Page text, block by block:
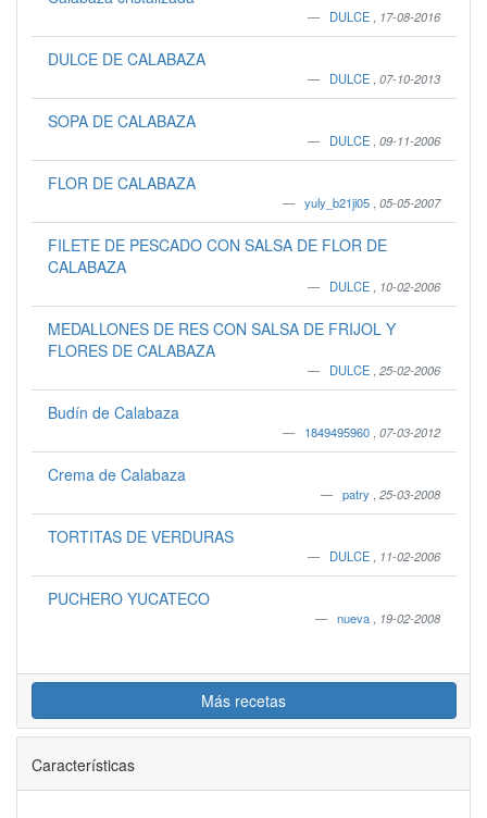
DULCE 17-08-2016
DULCE DE CALABAZA
DULCE 07-10-2013
SOPA DE CALABAZA
DULCE 09-11-2006
FLOR DE CALABAZA
yuly_b21ji05 05-05-2007
FILETE DE PESCADO CON SALSA DE FLOR DE
CALABAZA
DULCE 10-02-2006
MEDALLONES DE RES CON SALSA DE FRIJOL Y
FLORES DE CALABAZA
DULCE 25-02-2006
Budín de Calabaza
1849495960 07-03-2012
Crema de Calabaza
patry 25-03-2008
TORTITAS DE VERDURAS
DULCE 11-02-2006
PUCHERO YUCATECO
nueva 19-02-2008
Más recetas
Características